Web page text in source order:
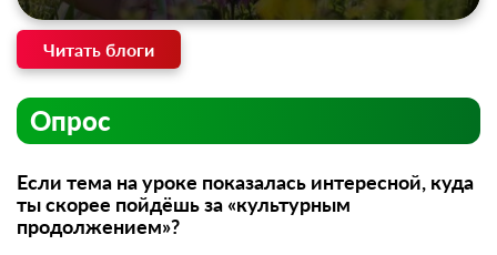
Читать блоги
Опрос
Если тема на уроке показалась интересной, куда
ты скорее пойдёшь за «культурным
продолжением»?